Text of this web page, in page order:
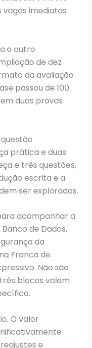
imediatas
o outro
de dez
da avaliação
passou de 100
duas provas
prática e duas
e três questões,
escrita e a
ser explorados.
acompanhar a
de Dados,
da
Franca de
Não são
blocos valem
O valor
e